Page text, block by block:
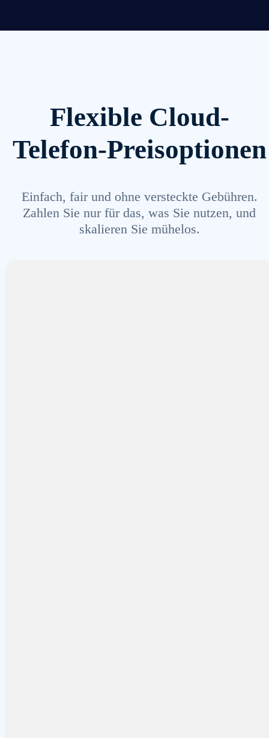
Flexible Cloud-
Telefon-Preisoptionen
Einfach, fair und ohne versteckte Gebühren.
Zahlen Sie nur für das, was Sie nutzen, und
skalieren Sie mühelos.